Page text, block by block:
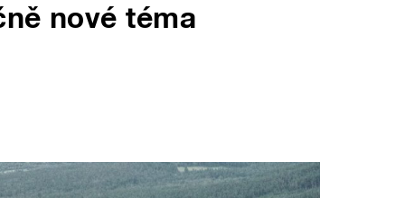
nové téma